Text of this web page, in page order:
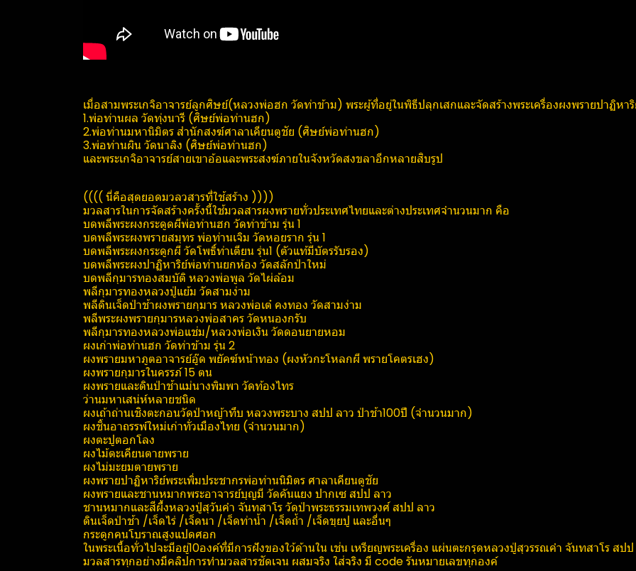
เมื่อสามพระเกจิอาจารย์ลูกศิษย์(​หลวงพ่อฮก วัดท่าข้าม) พระผู้ที่อยู่ในพิธีปลุกเสกและจัดสร้างพระเครื่องผงพรายปาฏิห
1.พ่อท่านผล วัดทุ่งนารี (ศิษย์​พ่อท่านฮก)
2.พ่อท่านมหานิมิตร สำนักสงฆ์​ศาลา​เคียน​ตู​ชัย (ศิษย์​พ่อท่านฮก)
3.พ่อท่านผิน วัดนาลิง (ศิษย์​พ่อท่านฮก)
และพระเกจิอาจารย์สายเขาอ้อและพระสงฆ์​ภายในจังหวัดสงขลาอีกหลายสิบรูป
(((( นี่คือสุดยอดมวลวสารที่ใช้สร้าง ))))
มวลสารในการจัดสร้างครั้งนี้ใช้มวลสารผงพรายทั่วประเทศไทยและต่างประเทศจำนวนมาก คือ
บดพลีพระผงกระดูดผีพ่อท่านฮก วัดท่าข้าม รุ่น 1
บดพลีพระผงพรายสมุทร​ พ่อท่านเจิม วัดหอยราก รุ่น 1
บดพลีพระผงกระดูกผี วัดโพธิ์​ท่าเตียน รุ่น1 (ตัวแท้มีบัตรรับรอง)
บดพลีพระผงปาฏิหาริย์​พ่อท่านยกห้อง วัดสลัก​ป่า​ใหม่​
บดพลีกุมารทองสมบัติ​ หลวงพ่อพูล วัดไผ่ล้อม
พลีกุมารทองหลวงปู่แย้ม วัดสามง่าม
พลีดินเจ็ดป่าช้าผงพรายกุมาร หลวงพ่อเต๋ คงทอง วัดสามง่าม
พลีพระผงพรายกุมารหลวงพ่อสาคร วัดหนองกรับ
พลีกุมารทองหลวงพ่อแช่ม/หลวงพ่อเงิน วัดดอนยายหอม
ผงเก่าพ่อท่านฮก วัดท่าข้าม รุ่น 2
ผงพรายมหาภูต​อาจารย์อู๊ด​ พยัคฆ์​หน้า​ทอง​ (ผงหัวกะโหลกผี พรายโคตรเฮง)
ผงพรายกุมารในครรภ์​ 15 ตน
ผงพรายและดินป่าช้าแม่นางพิมพา วัดท้องไทร
ว่านมหาเสน่ห์หลายชนิด
ผงเถ้าถ่านเชิงตะกอน​วัดป่าหญ้าทึบ หลวงพระบาง สปป ลาว ป่าช้า100ปี (จำนวนมาก)
ผงชิ้นอาถรรพ์ใหม่เก่าทั่วเมืองไทย (จำนวนมาก)
ผงตะปูตอกโลง
ผงไม้ตะเคียนตายพราย
ผงไม่มะยมตายพราย
ผงพราย​ปาฏิหาริย์​พระเพิ่ม​ประชากร​พ่อท่านนิ​มิตร​ ศาลาเคียน​ตู​ชัย​
ผงพรายและชานหมากพระอาจารย์บุญมี วัด​คัน​แยง​ ปากเซ สปป ลาว
ชานหมากและสีผึ้งหลวงปู่สุวันคำ จันทสาโร​ วัด​ป่า​พระ​ธ​รร​มเทพ​วงศ์​ สปป ลาว
ดินเจ็ดป่าช้า /เจ็ดไร่ /เจ็ดนา /เจ็ดท่าน้ำ /เจ็ดถ้ำ /เจ็ดขุยปู และอื่นๆ
กระดูกคนโบราณสูงแปดศอก
ในพระเนื้อทั่วไปจะมีอยู่10องค์ที่มีการฝังของใว้ด้านใน เช่น เหรียญพระเครื่อง แผ่นตะกรุดหลวงปู่สุวรรณ​คำ ​จัน​ท​สาโร​ สป
มวลสารทุกอย่างมีคลิปการทำมวลสารชัดเจน ผสมจริง ใส่จริง มี code รันหมายเลขทุกองค์